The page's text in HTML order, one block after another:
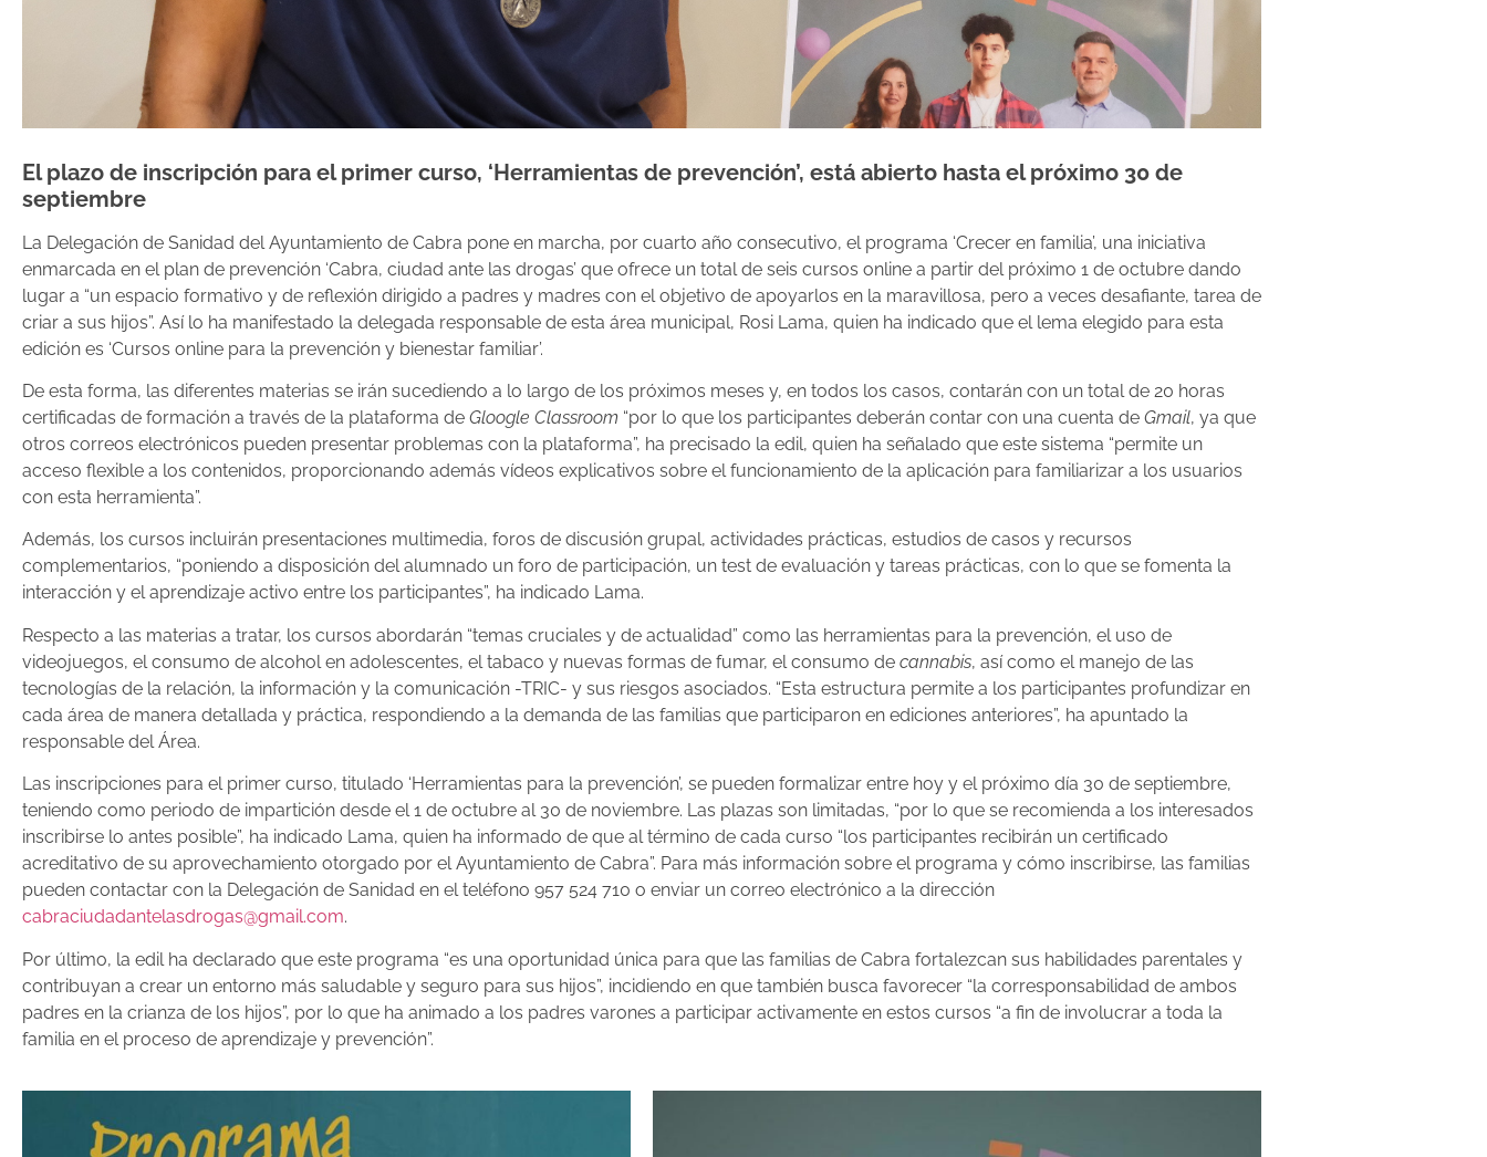
El plazo de inscripción para el primer curso, ‘Herramientas de prevención’, está abierto hasta el próximo 30 de
septiembre
La Delegación de Sanidad del Ayuntamiento de Cabra pone en marcha, por cuarto año consecutivo, el programa ‘Crecer en familia’, una iniciativa
enmarcada en el plan de prevención ‘Cabra, ciudad ante las drogas’ que ofrece un total de seis cursos online a partir del próximo 1 de octubre dando
lugar a “un espacio formativo y de reflexión dirigido a padres y madres con el objetivo de apoyarlos en la maravillosa, pero a veces desafiante, tarea de
criar a sus hijos”. Así lo ha manifestado la delegada responsable de esta área municipal, Rosi Lama, quien ha indicado que el lema elegido para esta
edición es ‘Cursos online para la prevención y bienestar familiar’.
De esta forma, las diferentes materias se irán sucediendo a lo largo de los próximos meses y, en todos los casos, contarán con un total de 20 horas
certificadas de formación a través de la plataforma de Gloogle Classroom “por lo que los participantes deberán contar con una cuenta de Gmail, ya que
otros correos electrónicos pueden presentar problemas con la plataforma”, ha precisado la edil, quien ha señalado que este sistema “permite un
acceso flexible a los contenidos, proporcionando además vídeos explicativos sobre el funcionamiento de la aplicación para familiarizar a los usuarios
con esta herramienta”.
Además, los cursos incluirán presentaciones multimedia, foros de discusión grupal, actividades prácticas, estudios de casos y recursos
complementarios, “poniendo a disposición del alumnado un foro de participación, un test de evaluación y tareas prácticas, con lo que se fomenta la
interacción y el aprendizaje activo entre los participantes”, ha indicado Lama.
Respecto a las materias a tratar, los cursos abordarán “temas cruciales y de actualidad” como las herramientas para la prevención, el uso de
videojuegos, el consumo de alcohol en adolescentes, el tabaco y nuevas formas de fumar, el consumo de cannabis, así como el manejo de las
tecnologías de la relación, la información y la comunicación -TRIC- y sus riesgos asociados. “Esta estructura permite a los participantes profundizar en
cada área de manera detallada y práctica, respondiendo a la demanda de las familias que participaron en ediciones anteriores”, ha apuntado la
responsable del Área.
Las inscripciones para el primer curso, titulado ‘Herramientas para la prevención’, se pueden formalizar entre hoy y el próximo día 30 de septiembre,
teniendo como periodo de impartición desde el 1 de octubre al 30 de noviembre. Las plazas son limitadas, “por lo que se recomienda a los interesados
inscribirse lo antes posible”, ha indicado Lama, quien ha informado de que al término de cada curso “los participantes recibirán un certificado
acreditativo de su aprovechamiento otorgado por el Ayuntamiento de Cabra”. Para más información sobre el programa y cómo inscribirse, las familias
pueden contactar con la Delegación de Sanidad en el teléfono 957 524 710 o enviar un correo electrónico a la dirección
cabraciudadantelasdrogas@gmail.com.
Por último, la edil ha declarado que este programa “es una oportunidad única para que las familias de Cabra fortalezcan sus habilidades parentales y
contribuyan a crear un entorno más saludable y seguro para sus hijos”, incidiendo en que también busca favorecer “la corresponsabilidad de ambos
padres en la crianza de los hijos”, por lo que ha animado a los padres varones a participar activamente en estos cursos “a fin de involucrar a toda la
familia en el proceso de aprendizaje y prevención”.